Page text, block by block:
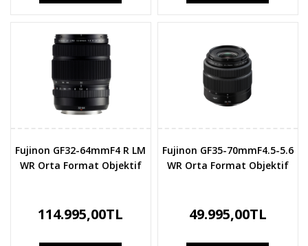
Fujinon GF32-64mmF4 R LM
WR Orta Format Objektif
114.995,00TL
Fujinon GF35-70mmF4.5-5.6
WR Orta Format Objektif
49.995,00TL